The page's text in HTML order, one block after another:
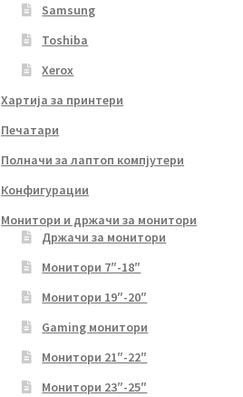
Samsung
Toshiba
Xerox
Хартија за принтери
Печатари
Полначи за лаптоп компјутери
Конфигурации
Монитори и држачи за монитори
Држачи за монитори
Монитори 7″-18″
Монитори 19″-20″
Gaming монитори
Монитори 21″-22″
Монитори 23″-25″